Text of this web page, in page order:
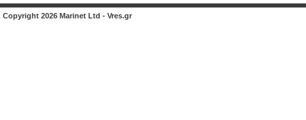
Copyright 2026 Marinet Ltd - Vres.gr